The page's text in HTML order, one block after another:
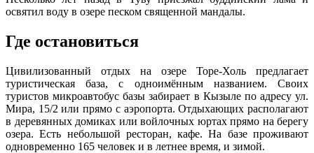
освятил воду в озере песком священной мандалы.
Где остановиться
Цивилизованный отдых на озере Торе-Холь предлагает
туристическая база, с одноимённым названием. Своих
туристов микроавтобус базы забирает в Кызыле по адресу ул.
Мира, 15/2 или прямо с аэропорта. Отдыхающих располагают
в деревянных домиках или войлочных юртах прямо на берегу
озера. Есть небольшой ресторан, кафе. На базе проживают
одновременно 165 человек и в летнее время, и зимой.